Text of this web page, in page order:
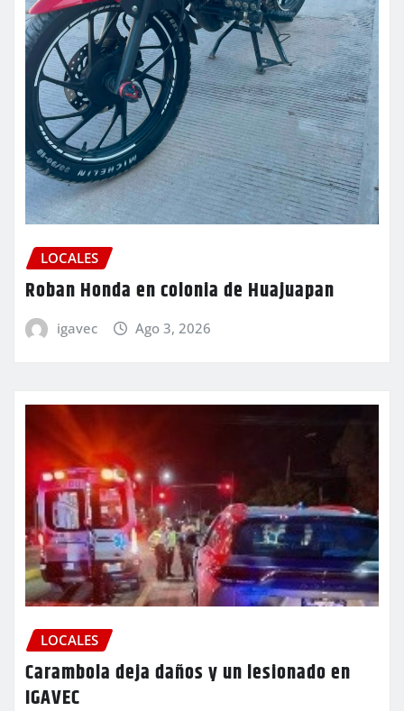
LOCALES
Roban Honda en colonia de Huajuapan
igavec Ago 3, 2026
LOCALES
Carambola deja daños y un lesionado en
IGAVEC